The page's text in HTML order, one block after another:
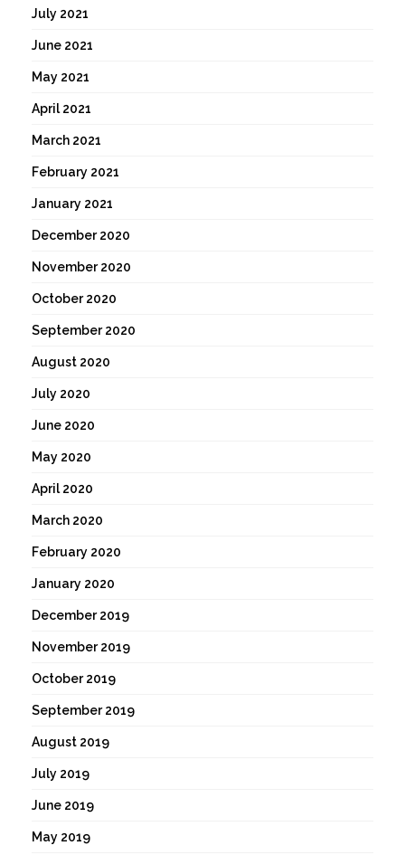
July 2021
June 2021
May 2021
April 2021
March 2021
February 2021
January 2021
December 2020
November 2020
October 2020
September 2020
August 2020
July 2020
June 2020
May 2020
April 2020
March 2020
February 2020
January 2020
December 2019
November 2019
October 2019
September 2019
August 2019
July 2019
June 2019
May 2019